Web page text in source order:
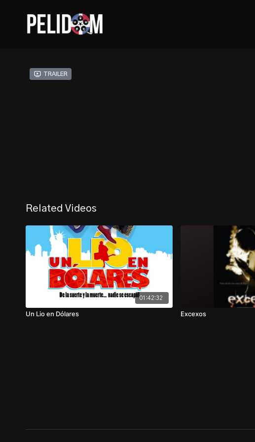
Trailer
Related Videos
01:42:32
Un Lio en Dólares Excexos